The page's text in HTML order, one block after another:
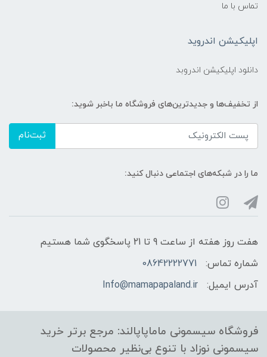
تماس با ما
اپلیکیشن اندروید
دانلود اپلیکیشن اندروبد
از تخفیف‌ها و جدیدترین‌های فروشگاه ما باخبر شوید:
ثبت‌نام
ما را در شبکه‌های اجتماعی دنبال کنید:
هفت روز هفته از ساعت 9 تا 21 پاسخگوی شما هستیم
شماره تماس:
08642222771
آدرس ایمیل:
Info@mamapapaland.ir
فروشگاه سیسمونی ماماپاپالند: مرجع برتر خرید
سیسمونی نوزاد با تنوع بی‌نظیر محصولات